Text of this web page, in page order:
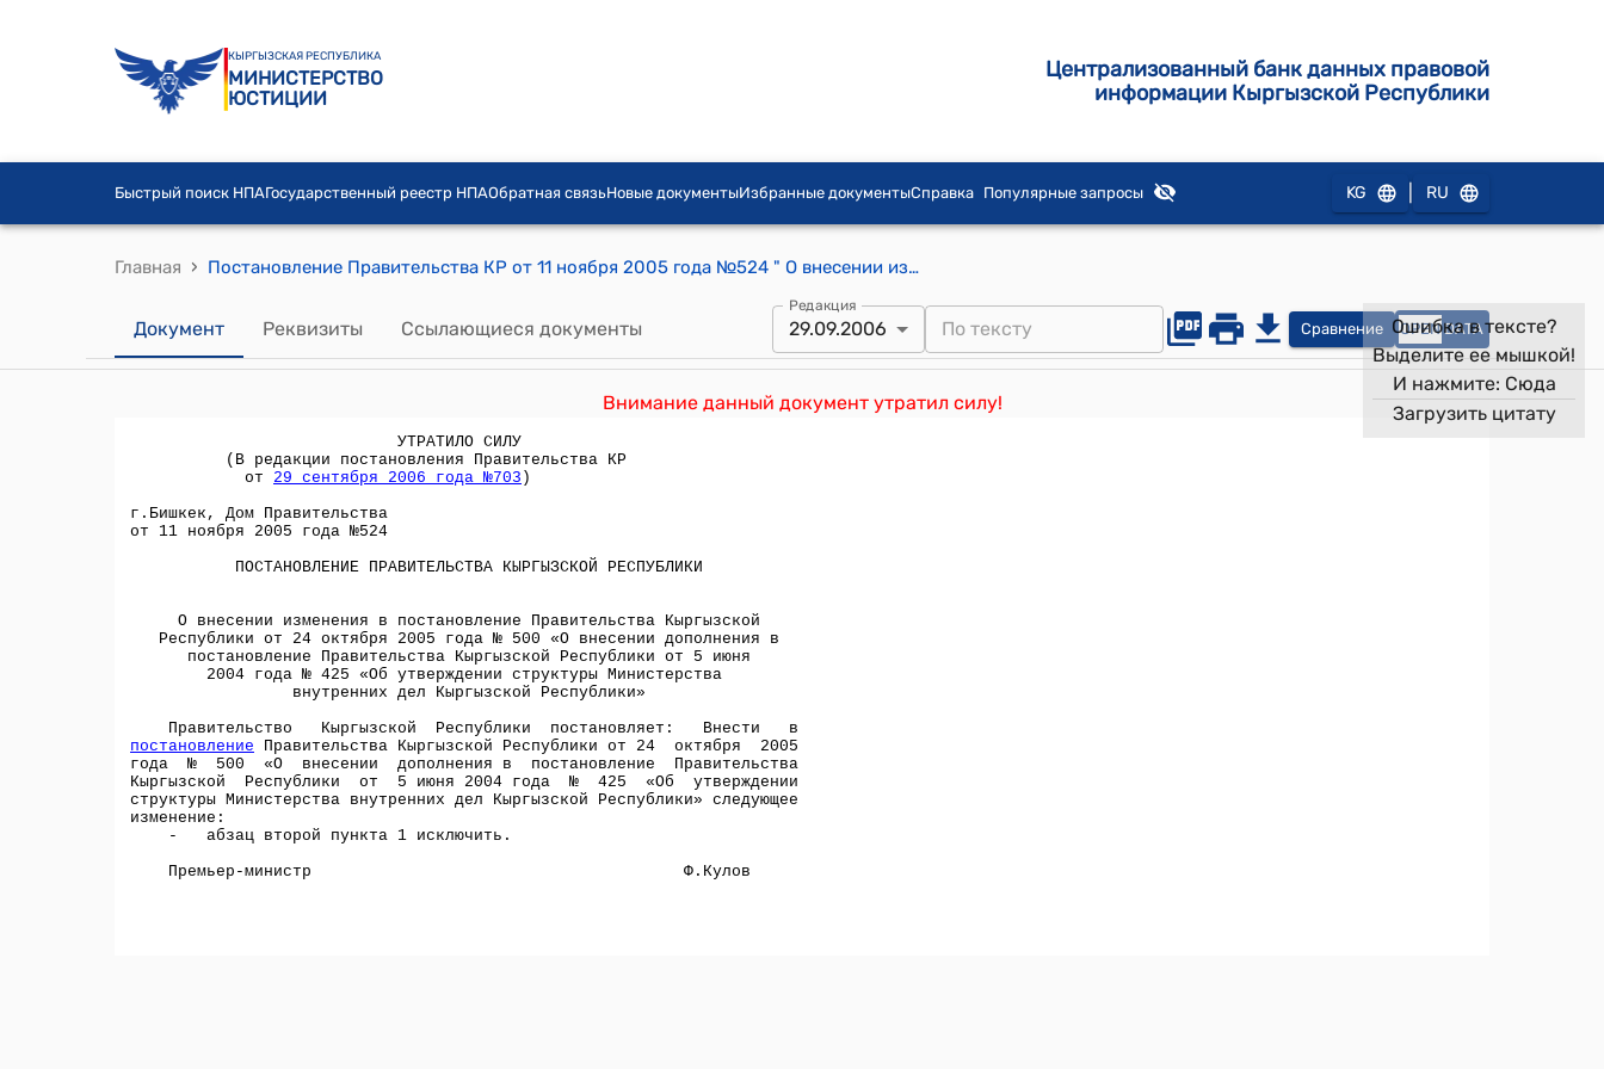
КЫРГЫЗСКАЯ РЕСПУБЛИКА
МИНИСТЕРСТВО
ЮСТИЦИИ
Централизованный банк данных правовой
информации Кыргызской Республики
Быстрый поиск НПАГосударственный реестр НПАОбратная связьНовые документыИзбранные документыСправка Популярные запросы KG RU
Главная › Постановление Правительства КР от 11 ноября 2005 года №524 " О внесении изменения в постановление Правительства Кыргызской Республики от 24 октября 2005 года № 500 «О внесении дополнения в постановление Правительства Кыргызской Республики от 5 июня 2004 года № 425 "Об утверждении структуры Министерства внутренних дел Кыргызской Республики"
Документ Реквизиты Ссылающиеся документы
Редакция
29.09.2006 Сравнение OPEN DATA
Внимание данный документ утратил силу!
Ошибка в тексте?
Выделите ее мышкой!
И нажмите: Сюда
Загрузить цитату